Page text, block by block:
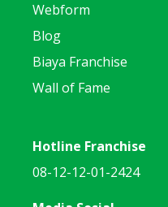
Webform
Blog
Biaya Franchise
Wall of Fame
Hotline Franchise
08-12-12-01-2424